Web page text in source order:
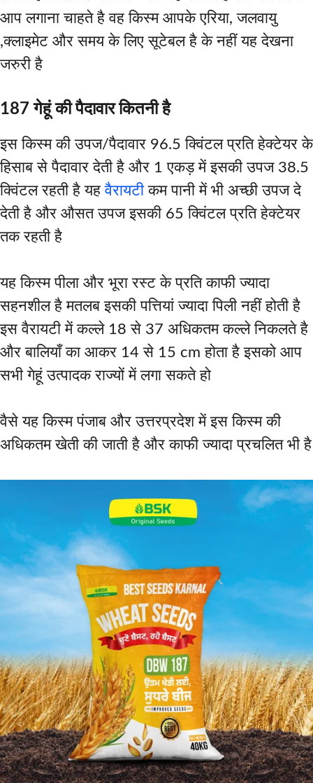
आप लगाना चाहते है वह किस्म आपके एरिया, जलवायु
,क्लाइमेट और समय के लिए सूटेबल है के नहीं यह देखना
जरुरी है
187 गेहूं की पैदावार कितनी है
इस किस्म की उपज/पैदावार 96.5 क्विंटल प्रति हेक्टेयर के
हिसाब से पैदावार देती है और 1 एकड़ में इसकी उपज 38.5
क्विंटल रहती है यहवैरायटीकम पानी में भी अच्छी उपज दे
देती है और औसत उपज इसकी 65 क्विंटल प्रति हेक्टेयर
तक रहती है
यह किस्म पीला और भूरा रस्ट के प्रति काफी ज्यादा
सहनशील है मतलब इसकी पत्तियां ज्यादा पिली नहीं होती है
इस वैरायटी में कल्ले 18 से 37 अधिकतम कल्ले निकलते है
और बालियाँ का आकर 14 से 15 cm होता है इसको आप
सभी गेहूं उत्पादक राज्यों में लगा सकते हो
वैसे यह किस्म पंजाब और उत्तरप्रदेश में इस किस्म की
अधिकतम खेती की जाती है और काफी ज्यादा प्रचलित भी है